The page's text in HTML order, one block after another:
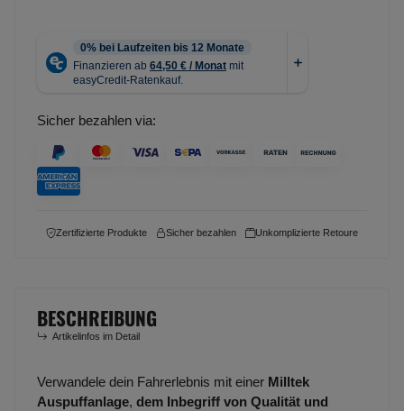
Sicher bezahlen via:
Zertifizierte Produkte Sicher bezahlen Unkomplizierte Retoure
BESCHREIBUNG
Artikelinfos im Detail
Verwandele dein Fahrerlebnis mit einer Milltek
Auspuffanlage, dem Inbegriff von Qualität und